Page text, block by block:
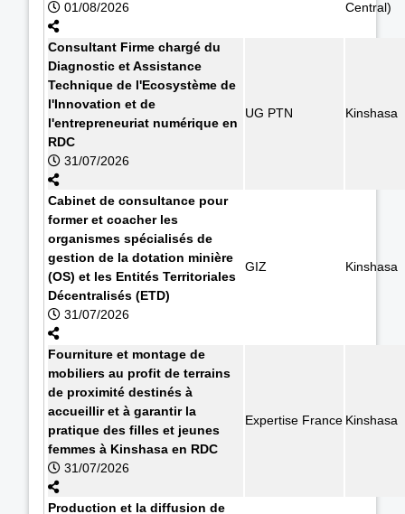
01/08/2026
Central)
Consultant Firme chargé du
Diagnostic et Assistance
Technique de l'Ecosystème de
l'Innovation et de
l'entrepreneuriat numérique en
RDC
31/07/2026
UG PTN Kinshasa
Cabinet de consultance pour
former et coacher les
organismes spécialisés de
gestion de la dotation minière
(OS) et les Entités Territoriales
Décentralisés (ETD)
31/07/2026
GIZ Kinshasa
Fourniture et montage de
mobiliers au profit de terrains
de proximité destinés à
accueillir et à garantir la
pratique des filles et jeunes
femmes à Kinshasa en RDC
31/07/2026
Expertise France Kinshasa
Production et la diffusion de